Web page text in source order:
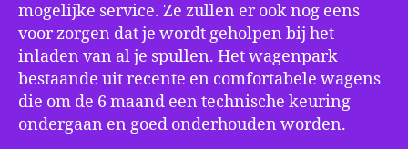
mogelijke service. Ze zullen er ook nog eens
voor zorgen dat je wordt geholpen bij het
inladen van al je spullen. Het wagenpark
bestaande uit recente en comfortabele wagens
die om de 6 maand een technische keuring
ondergaan en goed onderhouden worden.